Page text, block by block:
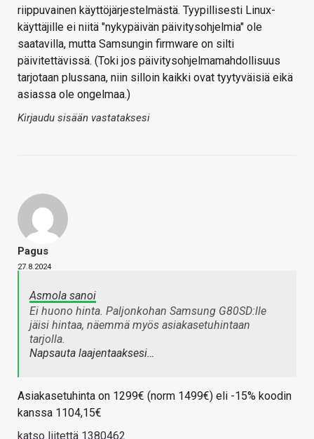
riippuvainen käyttöjärjestelmästä. Tyypillisesti Linux-
käyttäjille ei niitä "nykypäivän päivitysohjelmia" ole
saatavilla, mutta Samsungin firmware on silti
päivitettävissä. (Toki jos päivitysohjelmamahdollisuus
tarjotaan plussana, niin silloin kaikki ovat tyytyväisiä eikä
asiassa ole ongelmaa.)
Kirjaudu sisään vastataksesi
Pagus
27.8.2024
Asmola sanoi
Ei huono hinta. Paljonkohan Samsung G80SD:lle
jäisi hintaa, näemmä myös asiakasetuhintaan
tarjolla.
Napsauta laajentaaksesi…
Asiakasetuhinta on 1299€ (norm 1499€) eli -15% koodin
kanssa 1104,15€
katso liitettä 1380462